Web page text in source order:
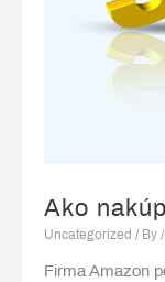
Ako
Uncategorized / By /
Firma Amazon